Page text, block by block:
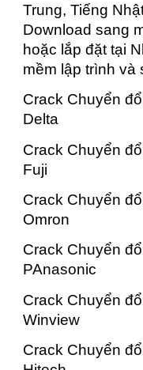
Trung, Tiếng
Download sang
hoặc lắp đặt tại
mềm lập trình và
Crack Chuyển
Delta
Crack Chuyển
Fuji
Crack Chuyển
Omron
Crack Chuyển
PAnasonic
Crack Chuyển
Winview
Crack Chuyển